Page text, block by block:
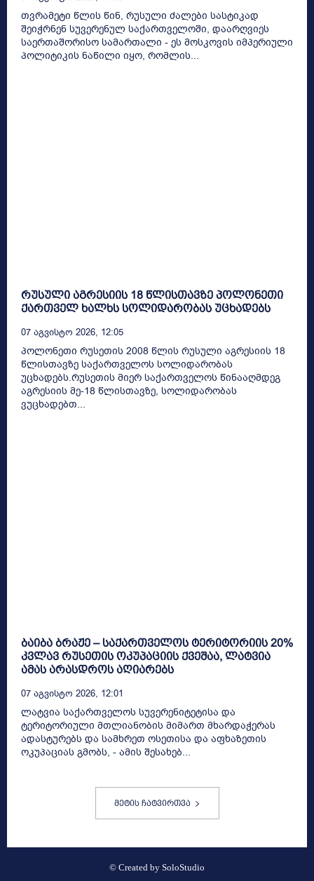
თვრამეტი წლის წინ, რუსული ძალები სასტიკად
შეიჭრნენ სუვერენულ საქართველოში, დაარღვიეს
საერთაშორისო სამართალი - ეს მოსკოვის იმპერიული
პოლიტიკის ნაწილი იყო, რომლის...
რუსული აგრესიის 18 წლისთავზე პოლონეთი
ქართველ ხალხს სოლიდარობას უცხადებს
07 Აგვისტო 2026, 12:05
პოლონეთი რუსეთის 2008 წლის რუსული აგრესიის 18
წლისთავზე საქართველოს სოლიდარობას
უცხადებს.რუსეთის მიერ საქართველოს წინააღმდეგ
აგრესიის მე-18 წლისთავზე, სოლიდარობას
ვუცხადებთ...
ბაიბა ბრაჟე – საქართველოს ტერიტორიის 20%
კვლავ რუსეთის ოკუპაციის ქვეშაა, ლატვია
ამას არასდროს აღიარებს
07 Აგვისტო 2026, 12:01
ლატვია საქართველოს სუვერენიტეტისა და
ტერიტორიული მთლიანობის მიმართ მხარდაჭერას
ადასტურებს და სამხრეთ ოსეთისა და აფხაზეთის
ოკუპაციას გმობს, - ამის შესახებ...
მეტის ჩატვირთვა
© Created by SoloStudio